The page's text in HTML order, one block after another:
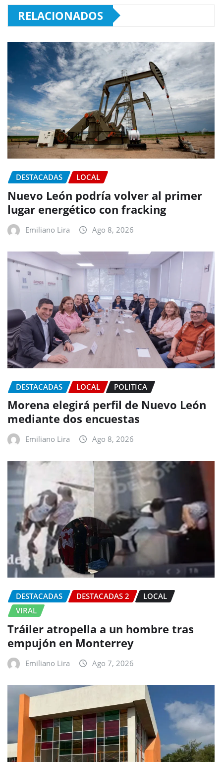
RELACIONADOS
DESTACADAS LOCAL
Nuevo León podría volver al primer
lugar energético con fracking
Emiliano Lira Ago 8, 2026
DESTACADAS LOCAL POLITICA
Morena elegirá perfil de Nuevo León
mediante dos encuestas
Emiliano Lira Ago 8, 2026
DESTACADAS DESTACADAS 2
LOCAL
VIRAL
Tráiler atropella a un hombre tras
empujón en Monterrey
Emiliano Lira Ago 7, 2026